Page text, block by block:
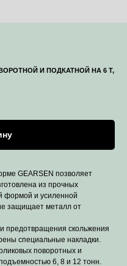
И ПОДКАТНОЙ НА 6 Т,
GEARSEN позволяет
из прочных
формой и усиленной
защищает металл от
предотвращения скольжения
специальные накладки.
поворотных и
6, 8 и 12 тонн.